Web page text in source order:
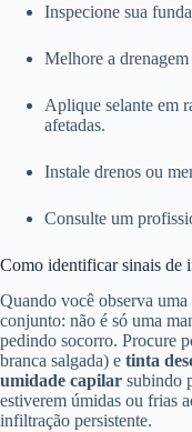
Inspecione sua
Melhore a
Aplique selante em
afetadas.
Instale drenos ou
Consulte um
Como identificar sinais de
Quando você observa
conjunto: não é só uma
pedindo socorro. Procure
branca salgada) e tinta
umidade capilar subindo
estiverem úmidas ou frias
infiltração persistente.